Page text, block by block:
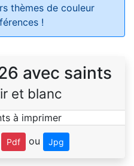
thèmes de couleur
!
avec saints
et blanc
Pdf ou Jpg